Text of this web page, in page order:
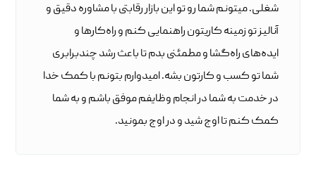
شغلی. میتونم شما رو تو این بازار رقابتی با مشاوره دقیق و
آنالیز تو زمینه کاریتون راهنمایی کنم و راه‌کارها و
ایده‌های راه‌گشا و مطمئنی بدم تا باعث رشد چندبرابری
شما تو کسب و کارتون بشه. امیدوارم بتونم با کمک خدا
در خدمت به شما در انجام وظایفم موفق باشم و به شما
کمک کنم تا اوج شید و در اوج بمونید.